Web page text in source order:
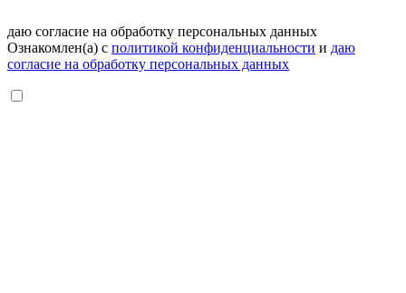
даю согласие на обработку персональных данных
Ознакомлен(а) с политикой конфиденциальности и даю
согласие на обработку персональных данных